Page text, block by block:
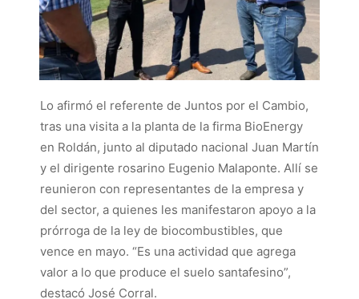
Lo afirmó el referente de Juntos por el Cambio,
tras una visita a la planta de la firma BioEnergy
en Roldán, junto al diputado nacional Juan Martín
y el dirigente rosarino Eugenio Malaponte. Allí se
reunieron con representantes de la empresa y
del sector, a quienes les manifestaron apoyo a la
prórroga de la ley de biocombustibles, que
vence en mayo. “Es una actividad que agrega
valor a lo que produce el suelo santafesino”,
destacó José Corral.